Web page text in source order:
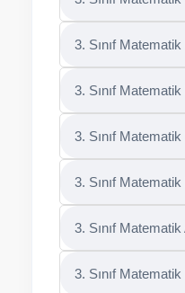
3. Sınıf
3. Sınıf
3. Sınıf
3. Sınıf
3. Sınıf Matematik
3. Sınıf